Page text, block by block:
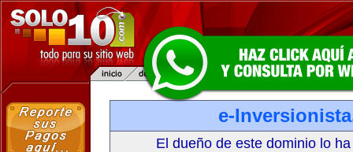
e-
El dueño de este dominio lo